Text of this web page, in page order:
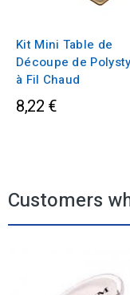
Kit Mini Table de
Découpe de
à Fil Chaud
8,22 €
Customers